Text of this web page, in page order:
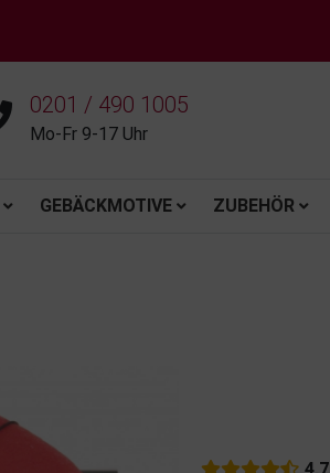
0201 / 490 1005
Mo-Fr 9-17 Uhr
GEBÄCKMOTIVE
ZUBEHÖR